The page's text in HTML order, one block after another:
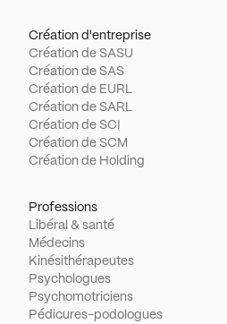
Création d'entreprise
Création de SASU
Création de SAS
Création de EURL
Création de SARL
Création de SCI
Création de SCM
Création de Holding
Professions
Libéral & santé
Médecins
Kinésithérapeutes
Psychologues
Psychomotriciens
Pédicures-podologues